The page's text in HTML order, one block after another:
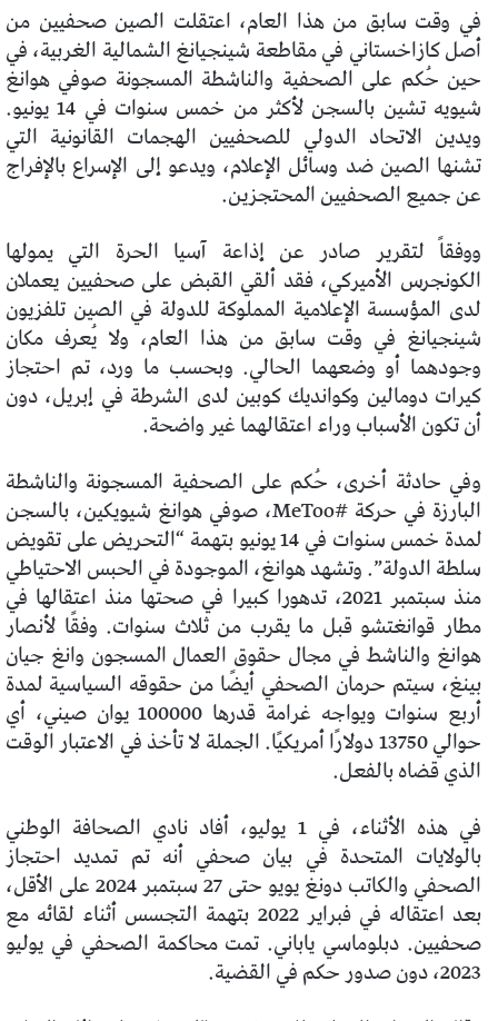
في وقت سابق من هذا العام، اعتقلت الصين صحفيين من
أصل كازاخستاني في مقاطعة شينجيانغ الشمالية الغربية، في
حين حُكم على الصحفية والناشطة المسجونة صوفي هوانغ
شيويه تشين بالسجن لأكثر من خمس سنوات في 14 يونيو.
ويدين الاتحاد الدولي للصحفيين الهجمات القانونية التي
تشنها الصين ضد وسائل الإعلام، ويدعو إلى الإسراع بالإفراج
عن جميع الصحفيين المحتجزين.
ووفقاً لتقرير صادر عن إذاعة آسيا الحرة التي يمولها
الكونجرس الأميركي، فقد ألقي القبض على صحفيين يعملان
لدى المؤسسة الإعلامية المملوكة للدولة في الصين تلفزيون
شينجيانغ في وقت سابق من هذا العام، ولا يُعرف مكان
وجودهما أو وضعهما الحالي. وبحسب ما ورد، تم احتجاز
كيرات دومالين وكوانديك كوبين لدى الشرطة في إبريل، دون
أن تكون الأسباب وراء اعتقالهما غير واضحة.
وفي حادثة أخرى، حُكم على الصحفية المسجونة والناشطة
البارزة في حركة #MeToo، صوفي هوانغ شيويكين، بالسجن
لمدة خمس سنوات في 14 يونيو بتهمة “التحريض على تقويض
سلطة الدولة”. وتشهد هوانغ، الموجودة في الحبس الاحتياطي
منذ سبتمبر 2021، تدهورا كبيرا في صحتها منذ اعتقالها في
مطار قوانغتشو قبل ما يقرب من ثلاث سنوات. وفقًا لأنصار
هوانغ والناشط في مجال حقوق العمال المسجون وانغ جيان
بينغ، سيتم حرمان الصحفي أيضًا من حقوقه السياسية لمدة
أربع سنوات ويواجه غرامة قدرها 100000 يوان صيني، أي
حوالي 13750 دولارًا أمريكيًا. الجملة لا تأخذ في الاعتبار الوقت
الذي قضاه بالفعل.
في هذه الأثناء، في 1 يوليو، أفاد نادي الصحافة الوطني
بالولايات المتحدة في بيان صحفي أنه تم تمديد احتجاز
الصحفي والكاتب دونغ يويو حتى 27 سبتمبر 2024 على الأقل،
بعد اعتقاله في فبراير 2022 بتهمة التجسس أثناء لقائه مع
صحفيين. دبلوماسي ياباني. تمت محاكمة الصحفي في يوليو
2023، دون صدور حكم في القضية.